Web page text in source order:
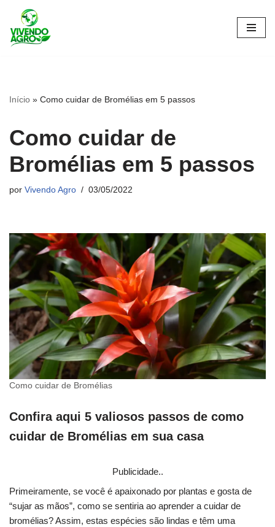
Pular
para
Início » Como cuidar de Bromélias em 5 passos
Como cuidar de
Bromélias em 5 passos
por Vivendo Agro 03/05/2022
Como cuidar de Bromélias
Confira aqui 5 valiosos passos de como
cuidar de Bromélias em sua casa
Publicidade..
Primeiramente, se você é apaixonado por plantas e gosta de
“sujar as mãos”, como se sentiria ao aprender a cuidar de
bromélias? Assim, estas espécies são lindas e têm uma